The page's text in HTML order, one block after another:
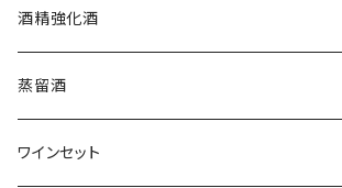
クロード・カザル
ジェローム・ルフェーヴル
シャルトーニュ・タイエ
ニュージーランド
南アフリカ
チリ
シュッド・ウエスト
オーストラリア
ニュージーランド
南アフリカ
フランス
ソーテルヌ
酒精強化酒
蒸留酒
ワインセット